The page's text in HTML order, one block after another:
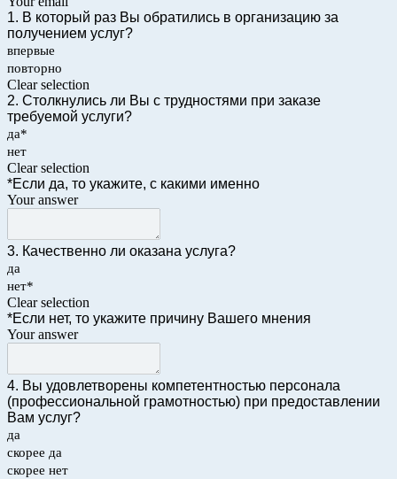
1. В который раз Вы обратились в организацию за
получением услуг?
впервые
повторно
Clear selection
2. Столкнулись ли Вы с трудностями при заказе
требуемой услуги?
да*
нет
Clear selection
*Если да, то укажите, с какими именно
Your answer
3. Качественно ли оказана услуга?
да
нет*
Clear selection
*Если нет, то укажите причину Вашего мнения
Your answer
4. Вы удовлетворены компетентностью персонала
(профессиональной грамотностью) при предоставлении
Вам услуг?
да
скорее да
скорее нет